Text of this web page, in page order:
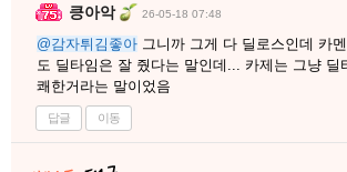
킁아악 26-05-18 07:48
@감자튀김좋아 그니까 그게 다 딜로스인데 카
도 딜타임은 잘 줬다는 말인데... 카제는 그냥 딜
쾌한거라는 말이었음
답글 이동